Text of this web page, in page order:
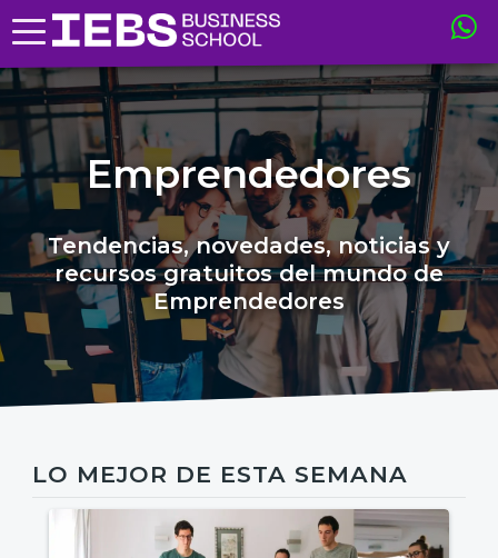
Emprendedores
Tendencias, novedades, noticias y
recursos gratuitos del mundo de
Emprendedores
LO MEJOR DE ESTA SEMANA